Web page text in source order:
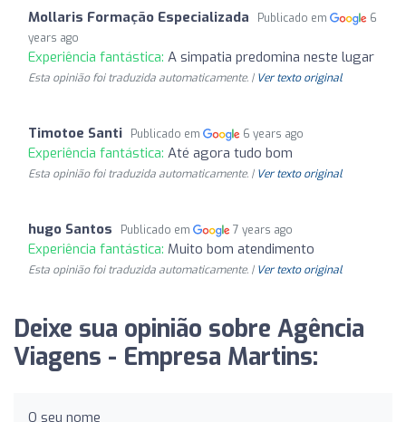
Mollaris Formação Especializada Publicado em
6
years ago
Experiência fantástica: A simpatia predomina neste lugar
Esta opinião foi traduzida automaticamente. | Ver texto original
Timotoe Santi Publicado em 6 years ago
Experiência fantástica: Até agora tudo bom
Esta opinião foi traduzida automaticamente. | Ver texto original
hugo Santos Publicado em 7 years ago
Experiência fantástica: Muito bom atendimento
Esta opinião foi traduzida automaticamente. | Ver texto original
Deixe sua opinião sobre Agência
Viagens - Empresa Martins:
O seu nome